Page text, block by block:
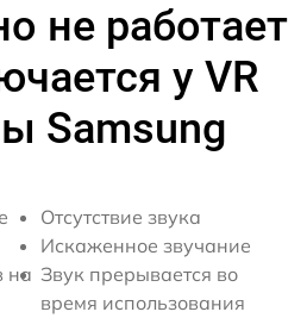
не работает
у VR
Samsung
на
Отсутствие звука
Искаженное звучание
Звук прерывается во
время использования